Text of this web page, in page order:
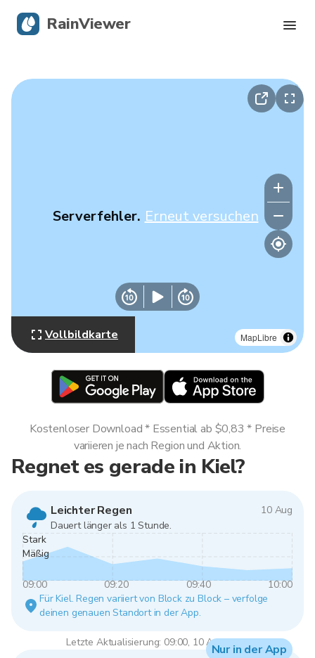
MapLibre
Serverfehler. Erneut versuchen
Vollbildkarte
Regnet es gerade in Kiel?
Leichter Regen
10 Aug
Dauert länger als 1 Stunde.
Stark
Mäßig
09:00 09:20 09:40
10:00
Für Kiel. Regen variiert von Block zu Block – verfolge
deinen genauen Standort in der App.
Letzte Aktualisierung: 09:00, 10 Aug 2026
Kostenloser Download * Essential ab $0,83 * Preise
variieren je nach Region und Aktion.
Nur in der App
RainViewer